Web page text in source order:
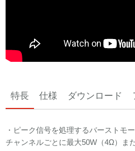
特長 仕様 ダウンロード
・ピーク信号を処理するバーストモ
チャンネルごとに最大50W（4Ω）ま